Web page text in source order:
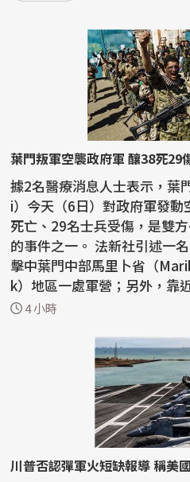
葉門叛軍空襲政府軍 釀38死29
據2名醫療消息人士表示，葉
i）今天（6日）對政府軍發
死亡、29名士兵受傷，是雙
的事件之一。 法新社引述一名軍方人員報導，這場空襲
擊中葉門中部馬里卜省（
k）地區一處軍營；另外，靠
穆特省...
4 小時
川普否認彈軍火短缺報導 稱美